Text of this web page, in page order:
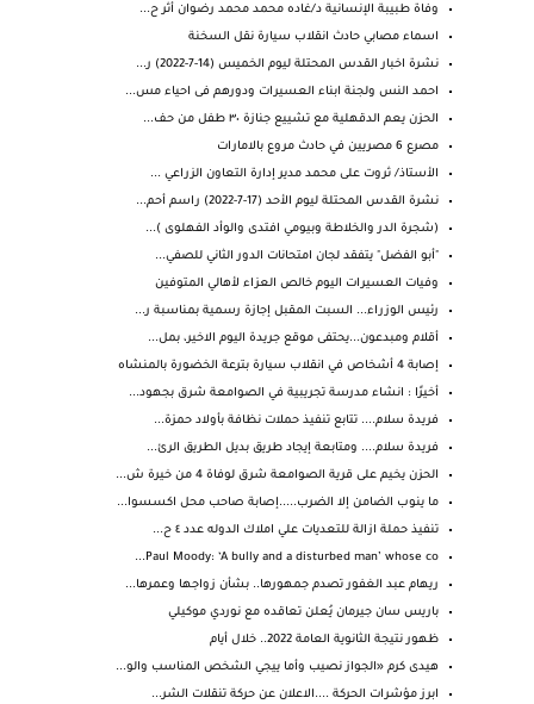
وفاة طبيبة الإنسانية د/غاده محمد محمد رضوان أثر ح...
اسماء مصابي حادث انقلاب سيارة نقل السخنة
نشرة اخبار القدس المحتلة ليوم الخميس (14-7-2022) ر...
احمد النس ولجنة ابناء العسيرات ودورهم فى احياء مس...
الحزن يعم ⁧‫الدقهلية‬⁩ مع تشييع جنازة ٣٠ طفل من حف...
مصرع 6 مصريين في حادث مروع بالامارات
الأستاذ/ ثروت على محمد مدير إدارة التعاون الزراعي ...
نشرة القدس المحتلة ليوم الأحد (17-7-2022) راسم أحم...
(شجرة الدر والخلاطة وبيومي افتدى والوأد الفهلوى )...
"أبو الفضل" يتفقد لجان امتحانات الدور الثاني للصفي...
وفيات العسيرات اليوم خالص العزاء لأهالي المتوفين
رئيس الوزراء... السبت المقبل إجازة رسمية بمناسبة ر...
أقلام ومبدعون...يحتفى موقع جريدة اليوم الاخير، بمل...
إصابة 4 أشخاص في انقلاب سيارة بترعة الخضورة بالمنشاه
أخيرًا : انشاء مدرسة تجريبية في الصوامعة شرق بجهود...
فريدة سلام.... تتابع تنفيذ حملات نظافة بأولاد حمزة...
فريدة سلام.... ومتابعة إيجاد طريق بديل الطريق الرئ...
الحزن يخيم على قرية الصوامعة شرق لوفاة 4 من خيرة ش...
ما ينوب الضامن إلا الضرب.....إصابة صاحب محل اكسسوا...
تنفيذ حملة ازالة للتعديات علي املاك الدوله عدد ٤ ح...
Paul Moody: ‘A bully and a disturbed man’ whose co...
ريهام عبد الغفور تصدم جمهورها.. بشأن زواجها وعمرها...
باريس سان جيرمان يُعلن تعاقده مع نوردي موكيلي
ظهور نتيجة الثانوية العامة 2022.. خلال أيام
هيدى كرم «الجواز نصيب وأما ييجي الشخص المناسب والو...
ابرز مؤشرات الحركة ....الاعلان عن حركة تنقلات الشر...